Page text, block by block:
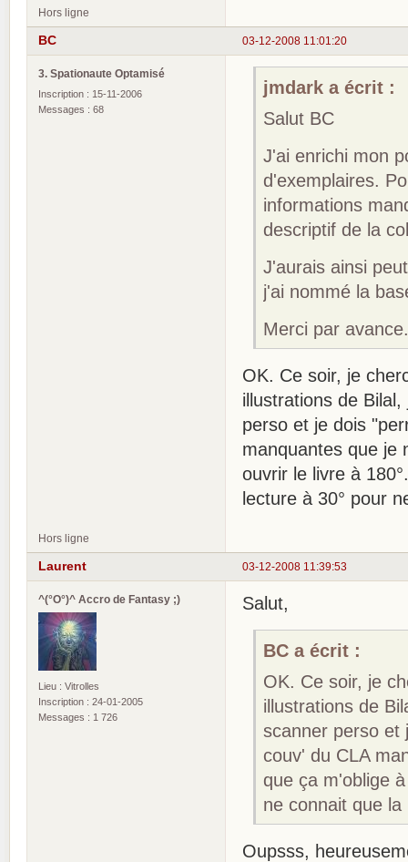
Hors ligne
03-12-2008 11:01:20
BC
3. Spationaute Optamisé
Inscription : 15-11-2006
Messages : 68
jmdark a écrit :
Salut BC
J'ai enrichi mon
d'exemplaires.
informations
descriptif de la
J'aurais ainsi
j'ai nommé la
Merci par
OK. Ce soir, je
illustrations de
perso et je dois
manquantes que je
ouvrir le livre à
lecture à 30° pour
Hors ligne
03-12-2008 11:39:53
Laurent
^(°O°)^ Accro de Fantasy ;)
Lieu : Vitrolles
Inscription : 24-01-2005
Messages : 1 726
Salut,
BC a écrit :
OK. Ce soir, je
illustrations de
scanner perso et
couv' du CLA
que ça m'oblige
ne connait que
Oupsss,